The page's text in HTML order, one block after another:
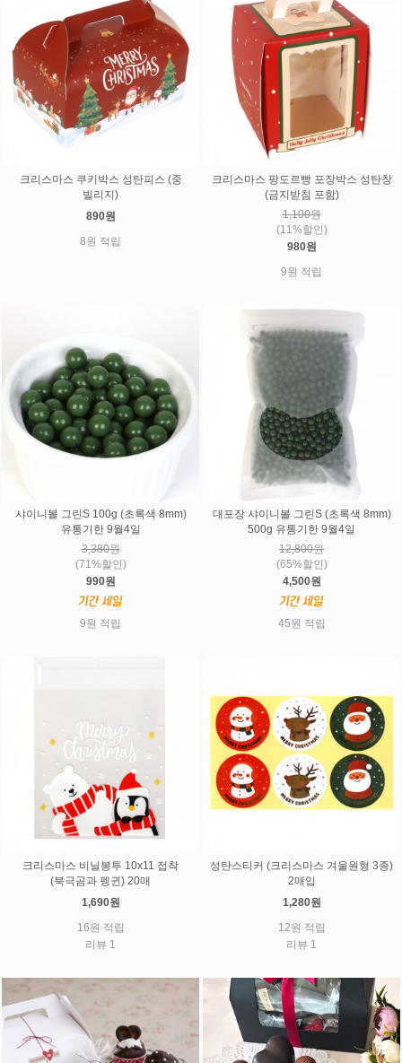
크리스마스 쿠키박스 성탄피스 (중
빌리지)
890원
8원 적립
크리스마스 팡도르빵 포장박스 성탄창
(금지받침 포함)
1,100원
(11%할인)
980원
9원 적립
샤이니볼 그린S 100g (초록색 8mm)
유통기한 9월4일
3,380원
(71%할인)
990원
9원 적립
대포장 샤이니볼 그린S (초록색 8mm)
500g 유통기한 9월4일
12,800원
(65%할인)
4,500원
45원 적립
크리스마스 비닐봉투 10x11 접착
(북극곰과 펭귄) 20매
1,690원
16원 적립
리뷰 1
성탄스티커 (크리스마스 겨울원형 3종)
2매입
1,280원
12원 적립
리뷰 1